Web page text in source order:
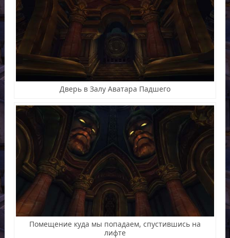
Дверь в Залу Аватара Падшего
Помещение куда мы попадаем, спустившись на
лифте